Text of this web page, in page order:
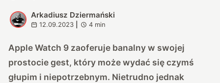
A
Arkadiusz Dziermański
12.09.2023 4 min
Apple Watch 9 zaoferuje banalny w swojej
prostocie gest, który może wydać się czymś
głupim i niepotrzebnym. Nietrudno jednak